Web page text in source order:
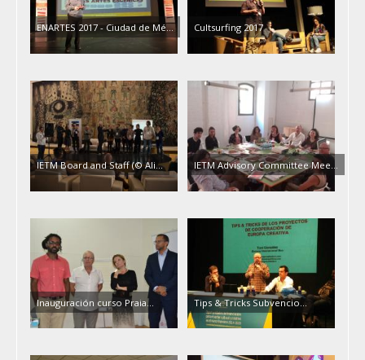
ENARTES 2017 - Ciudad de Mé... Cultsurfing 2017
IETM Board and Staff (© Ali... IETM Advisory Committee Mee...
Inauguración curso Praia... Tips & Tricks Subvencio...